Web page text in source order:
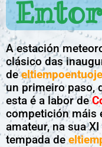
A estación
clásico das
de
un primeiro paso,
esta é a labor de
competición máis
amateur, na sua
tempada de